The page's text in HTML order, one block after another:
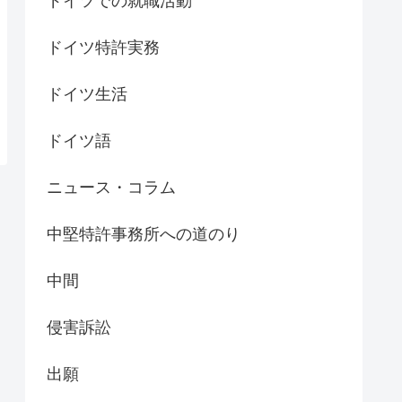
ドイツ特許実務
ドイツ生活
ドイツ語
ニュース・コラム
中堅特許事務所への道のり
中間
侵害訴訟
出願